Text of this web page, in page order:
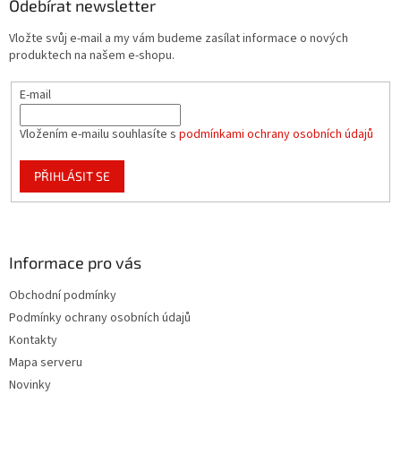
Odebírat newsletter
Vložte svůj e-mail a my vám budeme zasílat informace o nových
produktech na našem e-shopu.
E-mail
Vložením e-mailu souhlasíte s podmínkami ochrany osobních údajů
PŘIHLÁSIT SE
Informace pro vás
Obchodní podmínky
Podmínky ochrany osobních údajů
Kontakty
Mapa serveru
Novinky